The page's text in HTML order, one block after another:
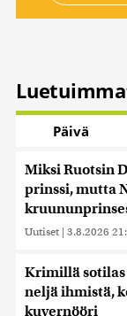
Päivä
Miksi Ruotsin
prinssi, mutta
Uutiset | 3.8.2026
Krimillä
neljä ihmistä,
kuvernööri